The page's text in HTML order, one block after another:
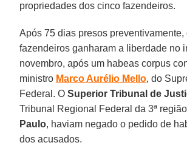
propriedades dos cinco fazendeiros.
Após 75 dias presos preventivamente,
fazendeiros ganharam a liberdade no
novembro, após um habeas corpus
ministro Marco Aurélio Mello, do
Federal. OSuperior Tribunal de
Tribunal Regional Federal da 3ª
Paulo, haviam negado o pedido de
dos acusados.